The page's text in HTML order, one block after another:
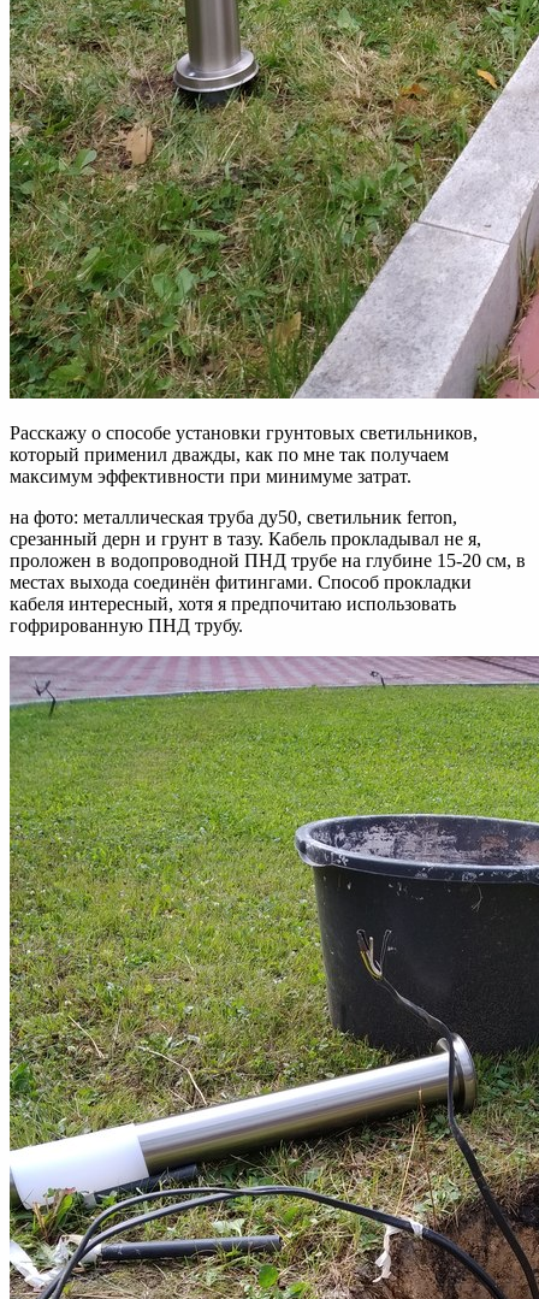
Расскажу о способе установки грунтовых светильников,
который применил дважды, как по мне так получаем
максимум эффективности при минимуме затрат.
на фото: металлическая труба ду50, светильник ferron,
срезанный дерн и грунт в тазу. Кабель прокладывал не я,
проложен в водопроводной ПНД трубе на глубине 15-20 см, в
местах выхода соединён фитингами. Способ прокладки
кабеля интересный, хотя я предпочитаю использовать
гофрированную ПНД трубу.